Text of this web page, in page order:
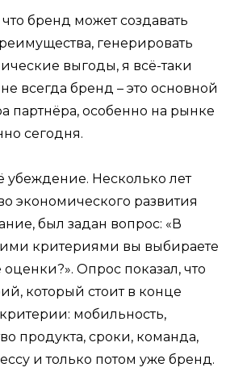
бренд может создавать
генерировать
выгоды, я всё-таки
не всегда бренд – это основной
партнёра, особенно на рынке
сегодня.
убеждение. Несколько лет
экономического развития
был задан вопрос: «В
критериями вы выбираете
Опрос показал, что
который стоит в конце
мобильность,
продукта, сроки, команда,
и только потом уже бренд.